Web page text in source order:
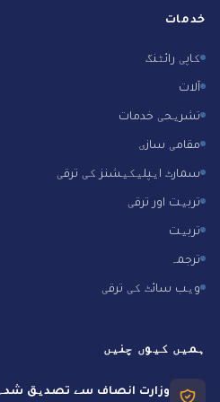
خدمات
کاپی رائٹنگ
آلات
تشریحی خدمات
مقامی سازی
سمارٹ ایپلیکیشنز کی ترقی
تربیت اور ترقی
تربیت
ترجمہ
ویب سائٹ کی ترقی
ہمیں کیوں چنیں
وزارت انصاف سے تصدیق شدہ